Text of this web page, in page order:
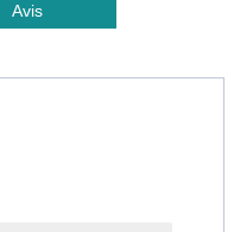
Avis